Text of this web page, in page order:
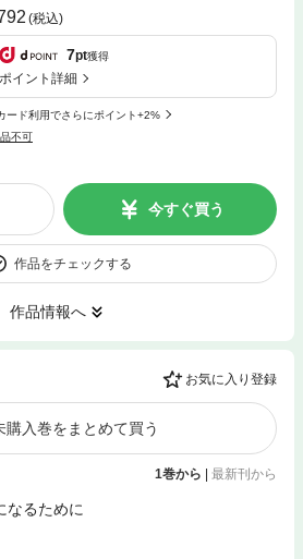
(税込)
7pt獲得
ポイント詳細
ード利用でさらにポイント+2%
不可
今すぐ買う
作品をチェックする
作品情報へ
お気に入り登録
購入巻をまとめて買う
1巻から | 最新刊から
なるために